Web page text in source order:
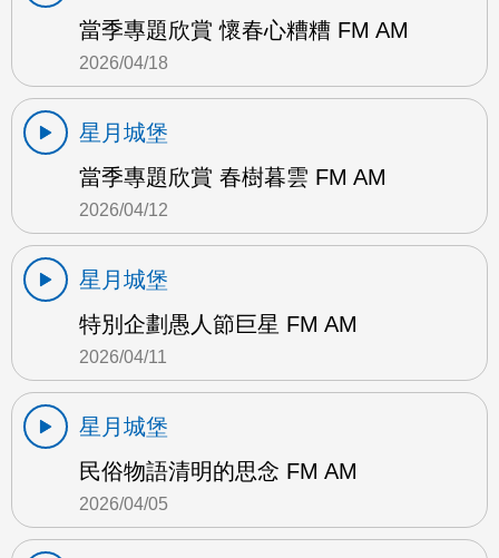
當季專題欣賞 懷春心糟糟 FM AM
2026/04/18
星月城堡
當季專題欣賞 春樹暮雲 FM AM
2026/04/12
星月城堡
特別企劃愚人節巨星 FM AM
2026/04/11
星月城堡
民俗物語清明的思念 FM AM
2026/04/05